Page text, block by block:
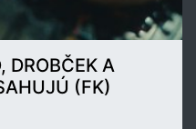
DROBČEK A
(FK)